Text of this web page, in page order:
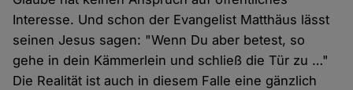
Interesse. Und schon der Evangelist Matthäus lässt
seinen Jesus sagen: "Wenn Du aber betest, so
gehe in dein Kämmerlein und schließ die Tür zu …"
Die Realität ist auch in diesem Falle eine gänzlich